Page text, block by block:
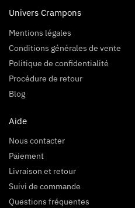
Univers Crampons
Mentions légales
Conditions générales de vente
Politique de confidentialité
Procédure de retour
Blog
Aide
Nous contacter
Paiement
Livraison et retour
Suivi de commande
Questions fréquentes